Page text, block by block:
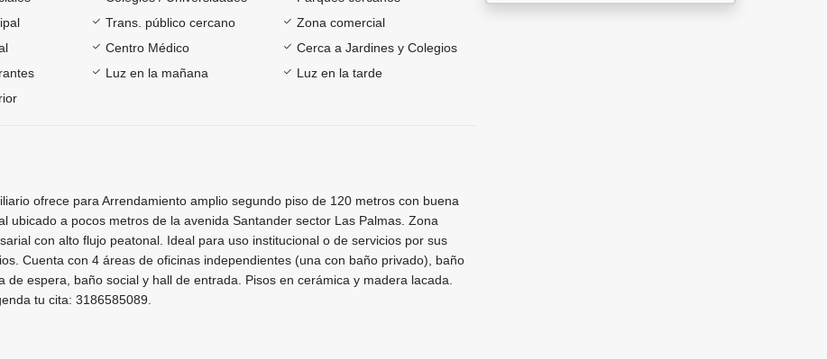
Trans. público cercano
Zona comercial
Centro Médico
Cerca a Jardines y Colegios
Luz en la mañana
Luz en la tarde
ofrece para Arrendamiento amplio segundo piso de 120 metros con buena
ubicado a pocos metros de la avenida Santander sector Las Palmas. Zona
con alto flujo peatonal. Ideal para uso institucional o de servicios por sus
Cuenta con 4 áreas de oficinas independientes (una con baño privado), baño
de espera, baño social y hall de entrada. Pisos en cerámica y madera lacada.
tu cita: 3186585089.